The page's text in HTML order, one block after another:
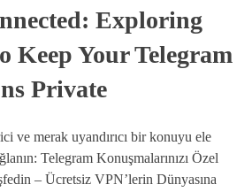
Exploring
Keep Your Telegram
Private
ve merak uyandırıcı bir konuyu ele
Telegram Konuşmalarınızı Özel
– Ücretsiz VPN’lerin Dünyasına